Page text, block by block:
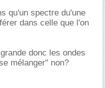
qu'un spectre du'une
dans celle que l'on
donc les ondes
mélanger" non?